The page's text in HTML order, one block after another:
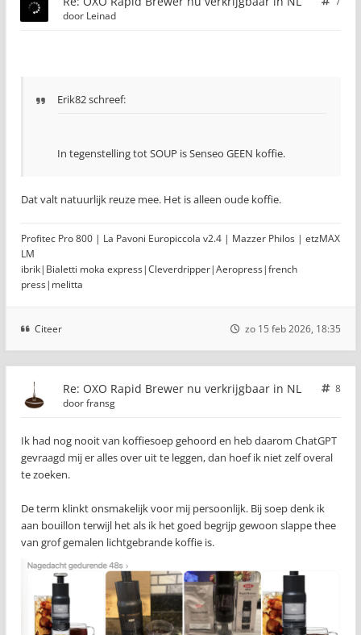
door Leinad
Erik82 schreef:
In tegenstelling tot SOUP is Senseo GEEN koffie.
Dat valt natuurlijk reuze mee. Het is alleen oude koffie.
Profitec Pro 800 | La Pavoni Europiccola v2.4 | Mazzer Philos | etzMAX
LM
ibrik|Bialetti moka express|Cleverdripper|Aeropress|french
press|melitta
Citeer zo 15 feb 2026, 18:35
Re: OXO Rapid Brewer nu verkrijgbaar in NL
8
doorfransg
Ik had nog nooit van koffiesoep gehoord en heb daarom ChatGPT
gevraagd mij er alles over uit te leggen, dan hoef ik niet zelf overal
te zoeken.
De term klinkt onsmakelijk voor mij persoonlijk. Bij soep denk ik
aan bouillon terwijl het als ik het goed begrijp gewoon slappe thee
van grof gemalen lichtgebrande koffie is.